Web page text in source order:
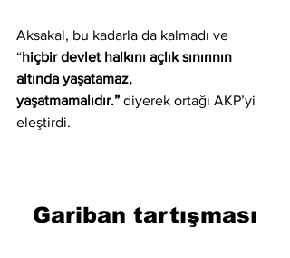
Aksakal, bu kadarla da kalmadı ve
“hiçbir devlet halkını açlık sınırının
altında yaşatamaz,
yaşatmamalıdır.” diyerek ortağı AKP’yi
eleştirdi.
Gariban tartışması